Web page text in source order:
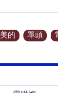
美的 單頭